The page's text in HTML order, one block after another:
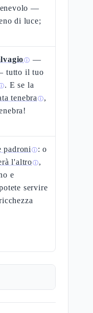
—
di luce;
ⓘ —
tutto il tuo
. E se la
tenebra ⓘ,
padroni ⓘ: o
l'altroⓘ,
e
servire